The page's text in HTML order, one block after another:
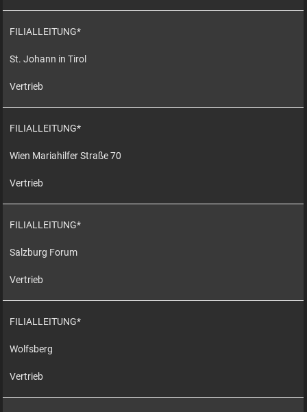
FILIALLEITUNG*
St. Johann in Tirol
Vertrieb
FILIALLEITUNG*
Wien Mariahilfer Straße 70
Vertrieb
FILIALLEITUNG*
Salzburg Forum
Vertrieb
FILIALLEITUNG*
Wolfsberg
Vertrieb